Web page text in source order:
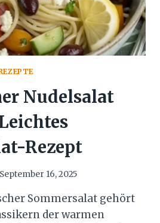
Nudelsalat
Rezept
September 16, 2025
Sommersalat gehört
der warmen